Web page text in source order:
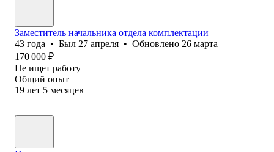
Заместитель начальника отдела комплектации
43 года • Был 27 апреля • Обновлено 26 марта
170 000 ₽
Не ищет работу
Общий опыт
19 лет 5 месяцев